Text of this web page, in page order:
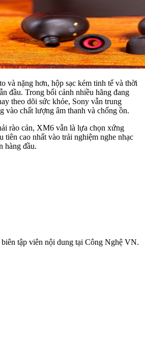
và nặng hơn, hộp sạc kém tinh tế và thời
đầu. Trong bối cảnh nhiều hãng đang
theo dõi sức khỏe, Sony vẫn trung
vào chất lượng âm thanh và chống ồn.
rào cản, XM6 vẫn là lựa chọn xứng
tiên cao nhất vào trải nghiệm nghe nhạc
hàng đầu.
tập viên nội dung tại Công Nghệ VN.